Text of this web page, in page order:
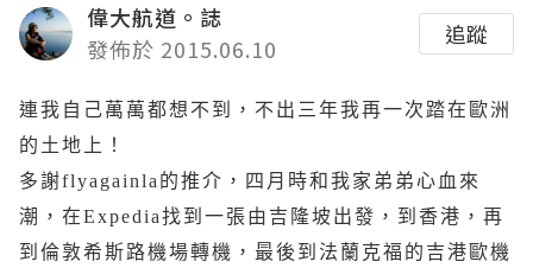
偉大航道。誌
發佈於 2015.06.10
追蹤
連我自己萬萬都想不到，不出三年我再一次踏在歐洲
的土地上！
多謝flyagainla的推介，四月時和我家弟弟心血來
潮，在Expedia找到一張由吉隆坡出發，到香港，再
到倫敦希斯路機場轉機，最後到法蘭克福的吉港歐機